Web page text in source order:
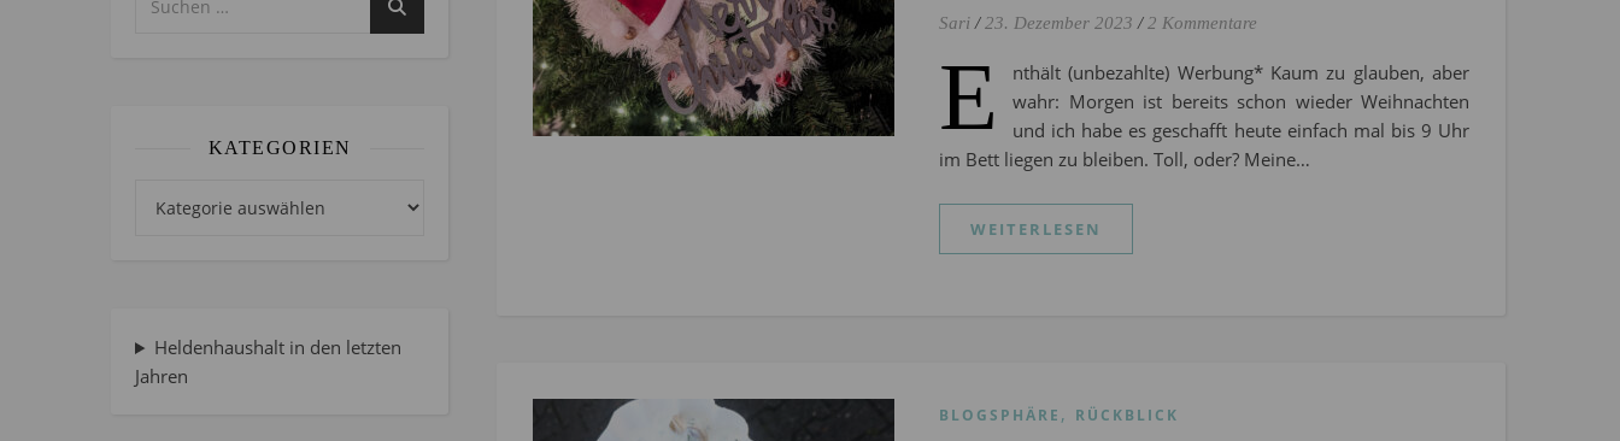
KATEGORIEN
Heldenhaushalt in den letzten
Jahren
Sari / 23. Dezember 2023 / 2 Kommentare
E
nthält (unbezahlte) Werbung* Kaum zu glauben, aber
wahr: Morgen ist bereits schon wieder Weihnachten
und ich habe es geschafft heute einfach mal bis 9 Uhr
im Bett liegen zu bleiben. Toll, oder? Meine…
WEITERLESEN
BLOGSPHÄRE , RÜCKBLICK